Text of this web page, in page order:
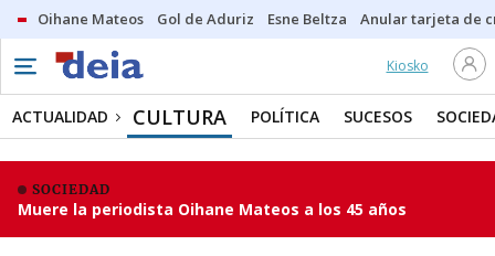
Oihane Mateos Gol de Aduriz Esne Beltza Anular tarjeta de
Kiosko
ACTUALIDAD CULTURA POLÍTICA SUCESOS
SOCIEDAD
Muere la periodista Oihane Mateos a los 45 años